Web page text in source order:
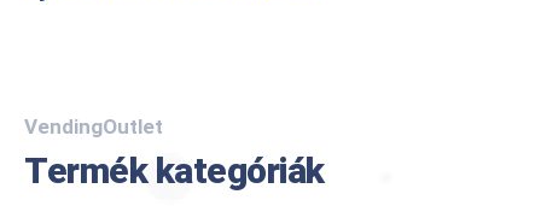
VendingOutlet
Termék kategóriák